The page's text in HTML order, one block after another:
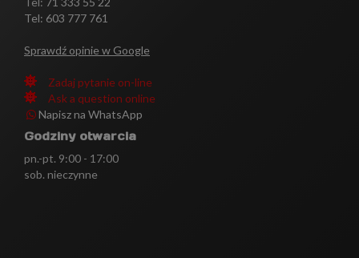
Tel: 603 777 761
Sprawdź opinie w Google
Zadaj pytanie on-line
Ask a question online
Napisz na WhatsApp
Godziny otwarcia
pn.-pt. 9:00 - 17:00
sob. nieczynne